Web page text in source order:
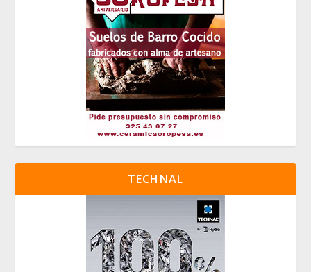
TECHNAL